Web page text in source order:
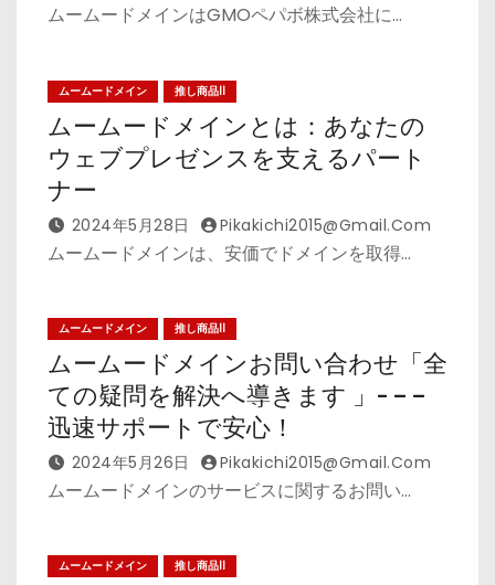
ムームードメインはGMOペパボ株式会社に…
ムームードメイン 推し商品II
ムームードメインとは：あなたの
ウェブプレゼンスを支えるパート
ナー
2024年5月28日 Pikakichi2015@gmail.com
ムームードメインは、安価でドメインを取得…
ムームードメイン 推し商品II
ムームードメインお問い合わせ「全
ての疑問を解決へ導きます 」- – –
迅速サポートで安心！
2024年5月26日 Pikakichi2015@gmail.com
ムームードメインのサービスに関するお問い…
ムームードメイン 推し商品II